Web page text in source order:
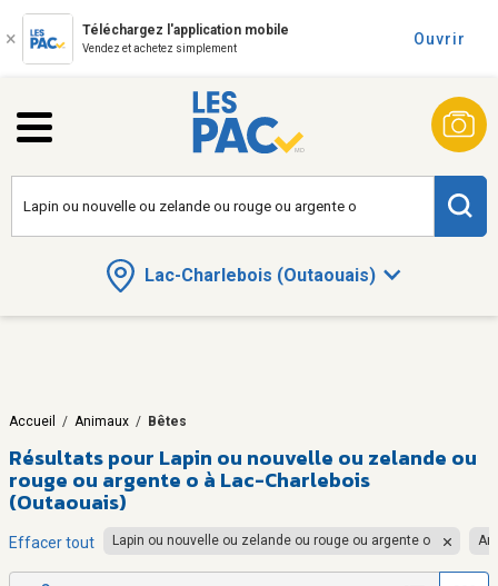
Téléchargez l'application mobile
Vendez et achetez simplement
Ouvrir
Lac-Charlebois (Outaouais)
Accueil / Animaux / Bêtes
Résultats pour Lapin ou nouvelle ou zelande ou
rouge ou argente o à Lac-Charlebois
(Outaouais)
Effacer tout Lapin ou nouvelle ou zelande ou rouge ou argente o